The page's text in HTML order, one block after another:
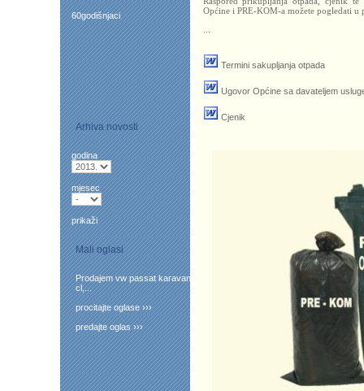
60godišnjaci
Arhiva novosti
godina
mjesec
prikaži
Mali oglasi
Prodajem vw passat karavan
cl,...
procitajte oglase ›››
predajte oglas ›››
Općine i PRE-KOM-a možete pogledati u
Termini sakupljanja otpada
Ugovor Općine sa davateljem
Cjenik